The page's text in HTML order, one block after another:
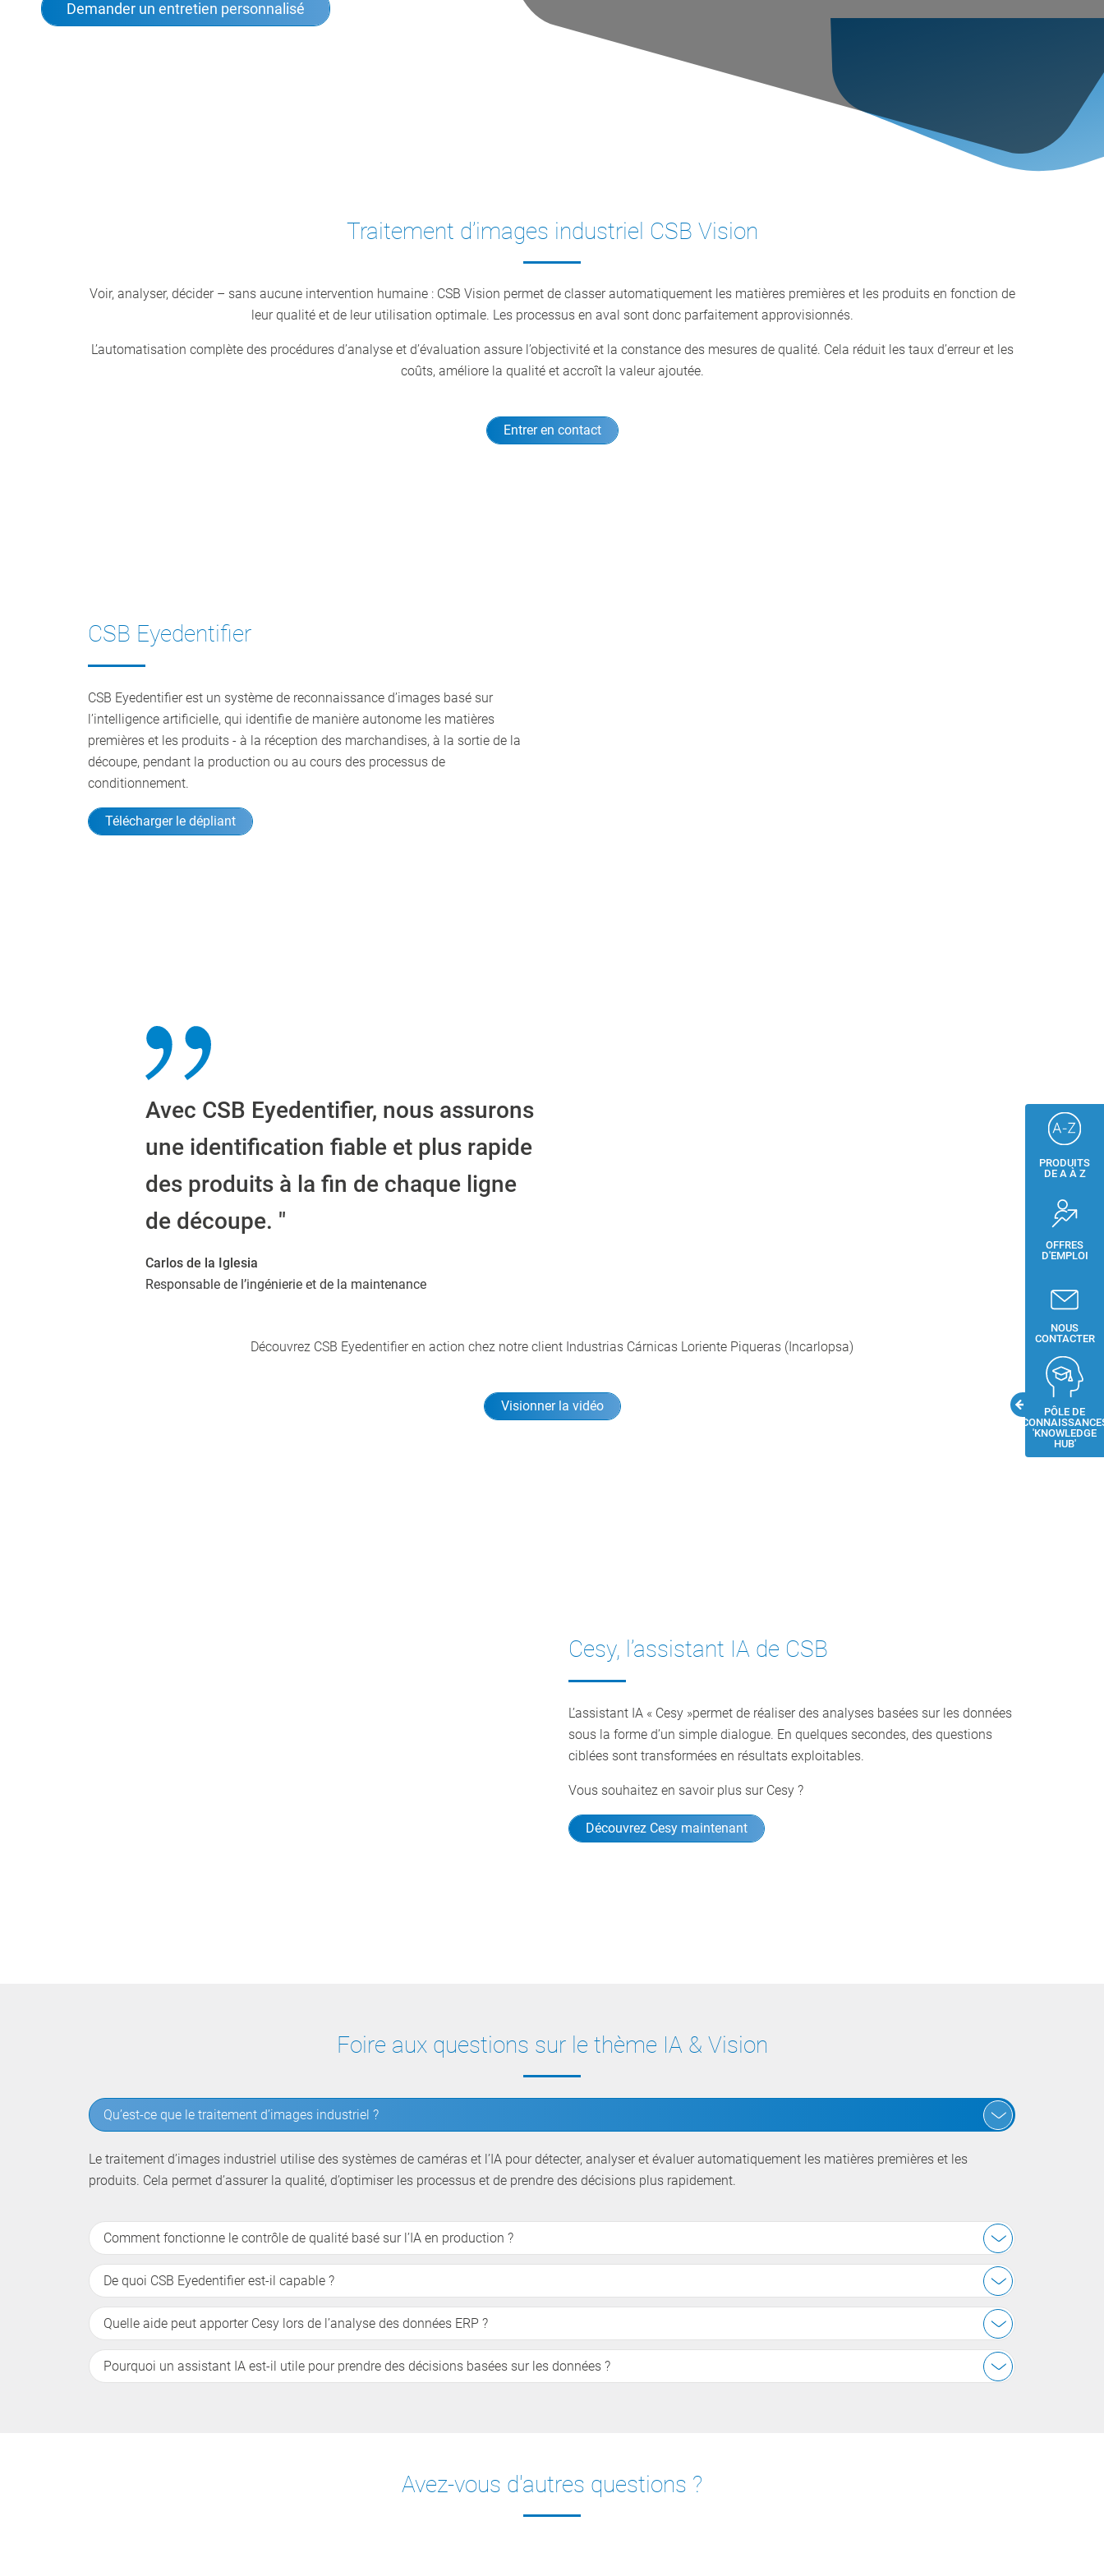
Demander un entretien personnalisé
Traitement d’images industriel CSB Vision
Voir, analyser, décider – sans aucune intervention humaine : CSB Vision permet de classer automatiquement les matières premières et les produits en fonction de
leur qualité et de leur utilisation optimale. Les processus en aval sont donc parfaitement approvisionnés.
L’automatisation complète des procédures d’analyse et d’évaluation assure l’objectivité et la constance des mesures de qualité. Cela réduit les taux d’erreur et les
coûts, améliore la qualité et accroît la valeur ajoutée.
Entrer en contact
CSB Eyedentifier
CSB Eyedentifier est un système de reconnaissance d’images basé sur
l’intelligence artificielle, qui identifie de manière autonome les matières
premières et les produits - à la réception des marchandises, à la sortie de la
découpe, pendant la production ou au cours des processus de
conditionnement.
Télécharger le dépliant
Avec CSB Eyedentifier, nous assurons
une identification fiable et plus rapide
des produits à la fin de chaque ligne
de découpe. "
Carlos de la Iglesia
Responsable de l’ingénierie et de la maintenance
Découvrez CSB Eyedentifier en action chez notre client Industrias Cárnicas Loriente Piqueras (Incarlopsa)
Visionner la vidéo
Cesy, l’assistant IA de CSB
L’assistant IA « Cesy »permet de réaliser des analyses basées sur les données
sous la forme d’un simple dialogue. En quelques secondes, des questions
ciblées sont transformées en résultats exploitables.
Vous souhaitez en savoir plus sur Cesy ?
Découvrez Cesy maintenant
Foire aux questions sur le thème IA & Vision
Qu’est-ce que le traitement d’images industriel ?
Le traitement d’images industriel utilise des systèmes de caméras et l’IA pour détecter, analyser et évaluer automatiquement les matières premières et les
produits. Cela permet d’assurer la qualité, d’optimiser les processus et de prendre des décisions plus rapidement.
Comment fonctionne le contrôle de qualité basé sur l’IA en production ?
De quoi CSB Eyedentifier est-il capable ?
Quelle aide peut apporter Cesy lors de l’analyse des données ERP ?
Pourquoi un assistant IA est-il utile pour prendre des décisions basées sur les données ?
Avez-vous d'autres questions ?
PRODUITS
DE A À Z
OFFRES
D'EMPLOI
NOUS
CONTACTER
PÔLE DE
'KNOWLEDGE
HUB'